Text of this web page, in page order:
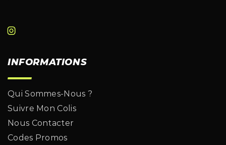
INFORMATIONS
Qui Sommes-Nous ?
Suivre Mon Colis
Nous Contacter
Codes Promos